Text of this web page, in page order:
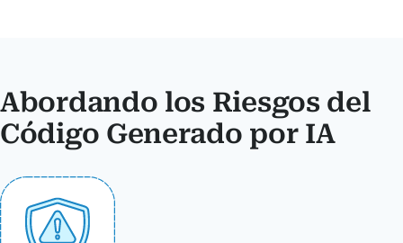
Abordando los Riesgos del
Código Generado por IA